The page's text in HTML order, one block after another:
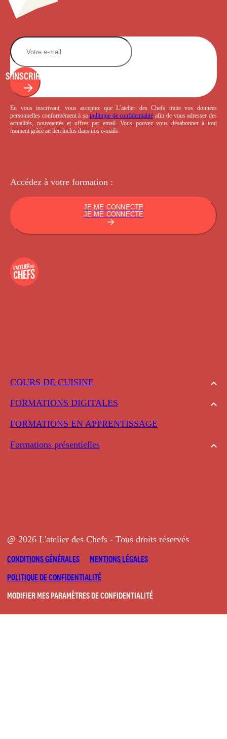
COURS DE CUISINE
FORMATIONS DIGITALES
FORMATIONS EN APPRENTISSAGE
Formations présentielles
S'INSCRIRE
En vous inscrivant, vous acceptez que L’atelier des Chefs traite vos données
personnelles conformément à sa politique de confidentialité afin de vous adresser des
actualités, nouveautés et offres par email. Vous pouvez vous désabonner à tout
moment grâce au lien inclus dans nos e-mails.
Accédez à votre formation :
JE ME CONNECTE
JE ME CONNECTE
@ 2026 L'atelier des Chefs - Tous droits réservés
CONDITIONS GÉNÉRALES
MENTIONS LÉGALES
POLITIQUE DE CONFIDENTIALITÉ
MODIFIER MES PARAMÈTRES DE CONFIDENTIALITÉ